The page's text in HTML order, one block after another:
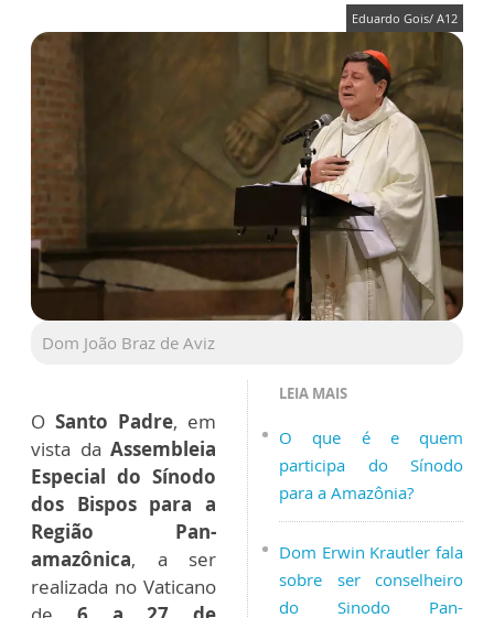
Eduardo Gois/ A12
Dom João Braz de Aviz
LEIA MAIS
O que é e quem
participa do Sínodo
para a Amazônia?
Dom Erwin Krautler fala
sobre ser conselheiro
do Sinodo Pan-
O Santo Padre, em
vista da Assembleia
Especial do Sínodo
dos Bispos para a
Região Pan-
amazônica, a ser
realizada no Vaticano